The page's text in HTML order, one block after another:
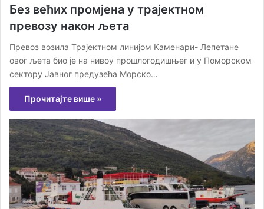
Без већих промјена у трајектном
превозу након љета
Превоз возила Трајектном линијом Каменари- Лепетане
овог љета био је на нивоу прошлогодишњег и у Поморском
сектору Јавног предузећа Морско…
Прочитајте више »